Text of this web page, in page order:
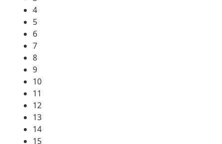
4
5
6
7
8
9
10
11
12
13
14
15